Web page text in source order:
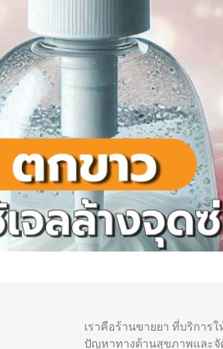
เราคือร้านขายยา ที่บริการ
ปัญหาทางด้านสุขภาพและจั